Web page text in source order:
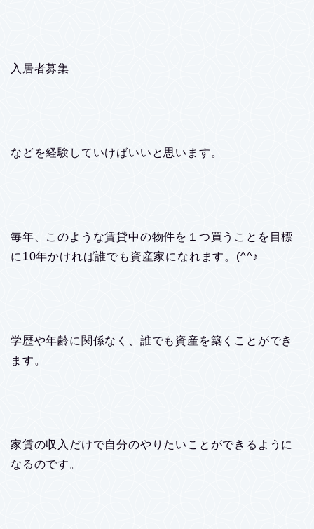
入居者募集
などを経験していけばいいと思います。
毎年、このような賃貸中の物件を１つ買うことを目標
に10年かければ誰でも資産家になれます。(^^♪
学歴や年齢に関係なく、誰でも資産を築くことができ
ます。
家賃の収入だけで自分のやりたいことができるように
なるのです。